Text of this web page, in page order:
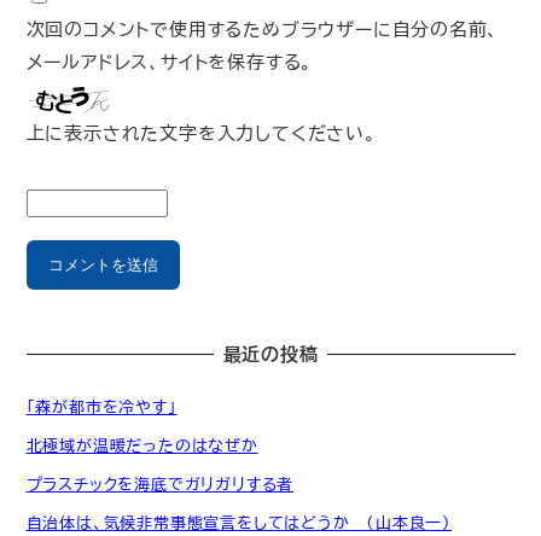
次回のコメントで使用するためブラウザーに自分の名前、
メールアドレス、サイトを保存する。
上に表示された文字を入力してください。
最近の投稿
「森が都市を冷やす」
北極域が温暖だったのはなぜか
プラスチックを海底でガリガリする者
自治体は、気候非常事態宣言をしてはどうか （山本良一）